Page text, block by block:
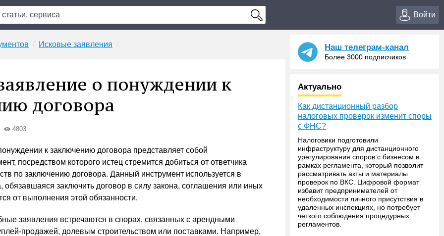
Войти
Исковые заявления
о понуждении к
договора
4803
к заключению договора представляет собой
посредством которого истец стремится добиться от ответчика
по заключению договора. Данный инструмент используется в
обязавшаяся заключить договор в силу закона, соглашения или иных
от выполнения этой обязанности.
заявления встречаются в спорах, связанных с арендными
продажей, долевым строительством или поставками. Например,
Наш телеграм-канал
Более 3000 подписчиков
Актуально
Как дистанционный разбор
налоговых проверок изменит споры
с ФНС?
Налоговики подготовили
инфраструктуру для дистанционного
урегулирования споров с бизнесом в
рамках регламента, который позволит
рассматривать акты и материалы
проверок по ВКС. Цифровой формат
избавит предпринимателей от
необходимости личного присутствия в
удаленных инспекциях, но потребует
четкого соблюдения процедурных
регламентов.